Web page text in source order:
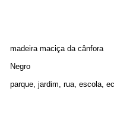
madeira maciça da cânfora
Negro
parque, jardim, rua, escola,